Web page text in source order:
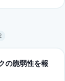
の脆弱性を報